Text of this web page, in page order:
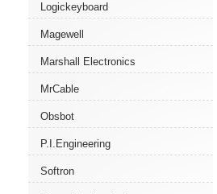
Logickeyboard
Magewell
Marshall Electronics
MrCable
Obsbot
P.I.Engineering
Softron